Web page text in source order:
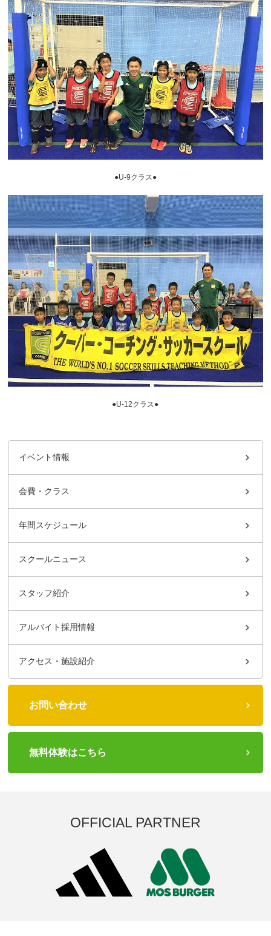
●U-9クラス●
●U-12クラス●
イベント情報
会費・クラス
年間スケジュール
スクールニュース
スタッフ紹介
アルバイト採用情報
アクセス・施設紹介
お問い合わせ
無料体験はこちら
OFFICIAL PARTNER